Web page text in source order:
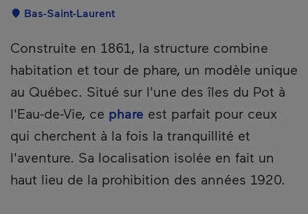
Localisation
Bas-Saint-Laurent
Description
Construite en 1861, la structure combine
habitation et tour de phare, un modèle unique
au Québec. Situé sur l'une des îles du Pot à
l'Eau-de-Vie, ce phare est parfait pour ceux
qui cherchent à la fois la tranquillité et
l'aventure. Sa localisation isolée en fait un
haut lieu de la prohibition des années 1920.